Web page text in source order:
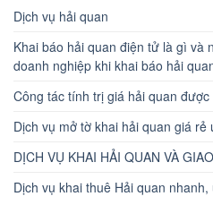
Dịch vụ hải quan
Khai báo hải quan điện tử là gì và
doanh nghiệp khi khai báo hải
Công tác tính trị giá hải quan được
Dịch vụ mở tờ khai hải quan giá rẻ
DỊCH VỤ KHAI HẢI QUAN VÀ
Dịch vụ khai thuê Hải quan